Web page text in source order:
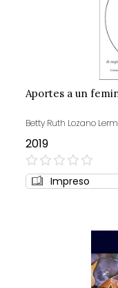
Aportes a un
Betty Ruth Lozano
2019
0%
Impreso